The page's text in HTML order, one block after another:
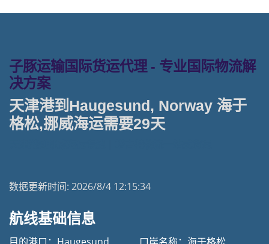
子豚运输国际货运代理 - 专业国际物流解
决方案
天津港到Haugesund, Norway 海于
格松,挪威海运需要29天
数据更新时间: 2026/8/4 12:15:34
航线基础信息